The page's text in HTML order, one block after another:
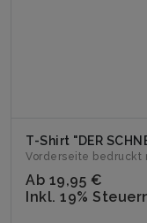
T-Shirt "DER
Vorderseite bedruckt
Ab 19,95 €
Inkl. 19%